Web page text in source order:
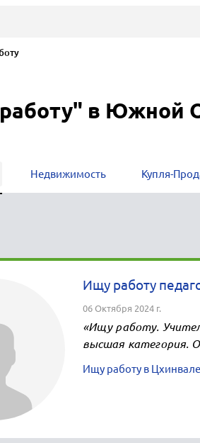
в Южной
Недвижимость Купля-
Ищу работу
06 Октября 2024 г.
«Ищу работу.
высшая категория.
Ищу работу в